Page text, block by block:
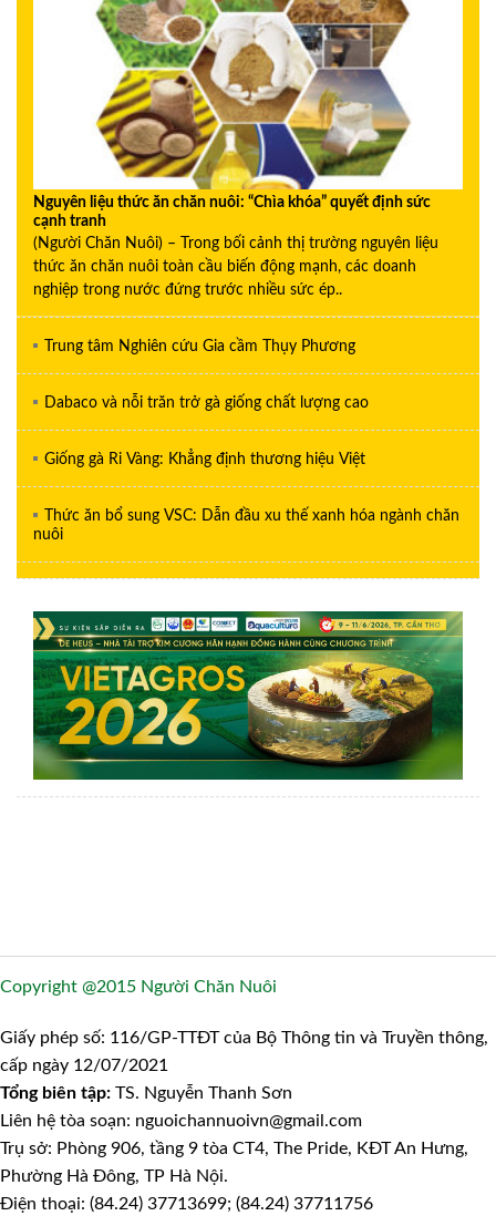
Nguyên liệu thức ăn chăn nuôi: “Chìa khóa” quyết định sức
cạnh tranh
(Người Chăn Nuôi) – Trong bối cảnh thị trường nguyên liệu
thức ăn chăn nuôi toàn cầu biến động mạnh, các doanh
nghiệp trong nước đứng trước nhiều sức ép..
Trung tâm Nghiên cứu Gia cầm Thụy Phương
Dabaco và nỗi trăn trở gà giống chất lượng cao
Giống gà Ri Vàng: Khẳng định thương hiệu Việt
Thức ăn bổ sung VSC: Dẫn đầu xu thế xanh hóa ngành chăn
nuôi
Copyright @2015 Người Chăn Nuôi
Giấy phép số: 116/GP-TTĐT của Bộ Thông tin và Truyền thông,
cấp ngày 12/07/2021
Tổng biên tập: TS. Nguyễn Thanh Sơn
Liên hệ tòa soạn: nguoichannuoivn@gmail.com
Trụ sở: Phòng 906, tầng 9 tòa CT4, The Pride, KĐT An Hưng,
Phường Hà Đông, TP Hà Nội.
Điện thoại: (84.24) 37713699; (84.24) 37711756